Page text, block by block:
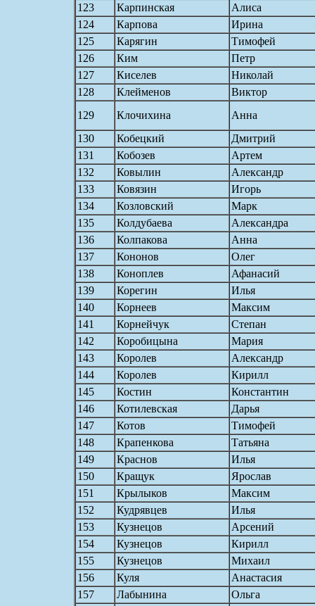
123
Карпинская
Алиса
124
Карпова
Ирина
125
Карягин
Тимофей
126
Ким
Петр
127
Киселев
Николай
128
Клейменов
Виктор
129
Клочихина
Анна
130
Кобецкий
Дмитрий
131
Кобозев
Артем
132
Ковылин
Александр
133
Ковязин
Игорь
134
Козловский
Марк
135
Колдубаева
Александра
136
Колпакова
Анна
137
Кононов
Олег
138
Коноплев
Афанасий
139
Корегин
Илья
140
Корнеев
Максим
141
Корнейчук
Степан
142
Коробицына
Мария
143
Королев
Александр
144
Королев
Кирилл
145
Костин
Константин
146
Котилевская
Дарья
147
Котов
Тимофей
148
Крапенкова
Татьяна
149
Краснов
Илья
150
Кращук
Ярослав
151
Крылыков
Максим
152
Кудрявцев
Илья
153
Кузнецов
Арсений
154
Кузнецов
Кирилл
155
Кузнецов
Михаил
156
Куля
Анастасия
157
Лабынина
Ольга